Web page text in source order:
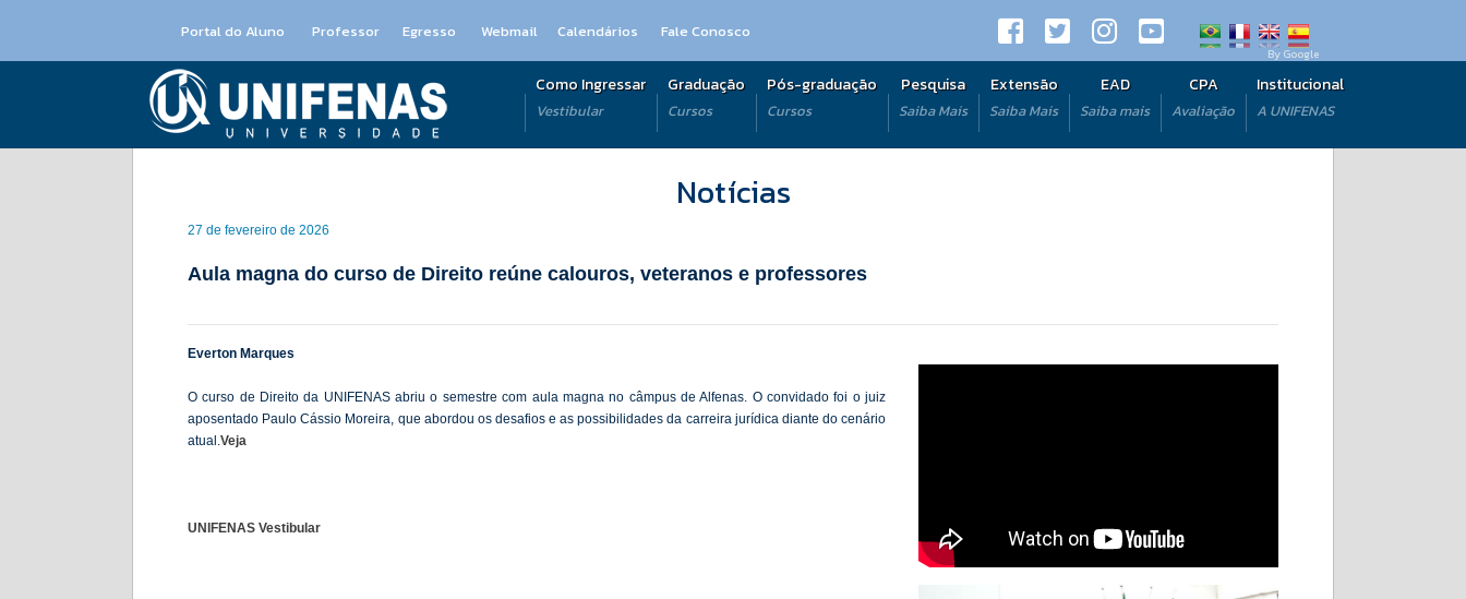
Portal do Aluno Professor Egresso Webmail Calendários Fale Conosco
By Google
Como Ingressar
Vestibular
Graduação
Cursos
Pós-graduação
Cursos
Pesquisa
Saiba Mais
Extensão
Saiba Mais
EAD
Saiba mais
CPA
Avaliação
Institucional
A UNIFENAS
Notícias
27 de fevereiro de 2026
Aula magna do curso de Direito reúne calouros, veteranos e professores
Everton Marques
O curso de Direito da UNIFENAS abriu o semestre com aula magna no câmpus de Alfenas. O convidado foi o juiz
aposentado Paulo Cássio Moreira, que abordou os desafios e as possibilidades da carreira jurídica diante do cenário
atual.Veja
UNIFENAS Vestibular